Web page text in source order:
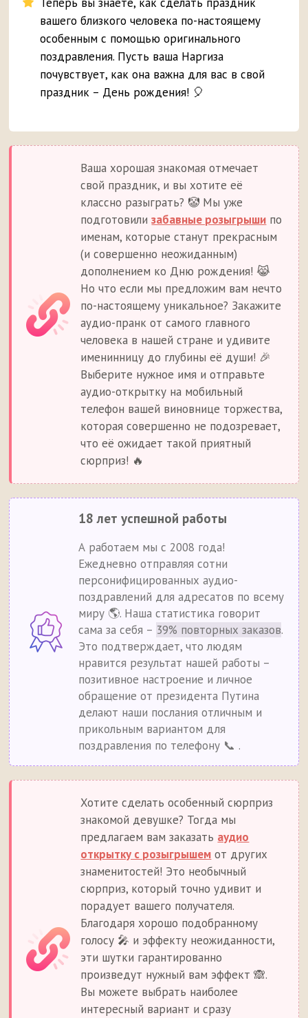
вашего близкого человека по-настоящему
особенным с помощью оригинального
поздравления. Пусть ваша Наргиза
почувствует, как она важна для вас в свой
праздник – День рождения! 🎈
Ваша хорошая знакомая отмечает
свой праздник, и вы хотите её
классно разыграть? 🤡 Мы уже
подготовилизабавные розыгрыши по
именам, которые станут прекрасным
(и совершенно неожиданным)
дополнением ко Дню рождения! 😹
Но что если мы предложим вам нечто
по-настоящему уникальное? Закажите
аудио-пранк от самого главного
человека в нашей стране и удивите
именинницу до глубины её души! 🎉
Выберите нужное имя и отправьте
аудио-открытку на мобильный
телефон вашей виновнице торжества,
которая совершенно не подозревает,
что её ожидает такой приятный
сюрприз! 🔥
18 лет успешной работы
А работаем мы с 2008 года!
Ежедневно отправляя сотни
персонифицированных аудио-
поздравлений для адресатов по всему
миру 🌎. Наша статистика говорит
сама за себя – 39% повторных заказов.
Это подтверждает, что людям
нравится результат нашей работы –
позитивное настроение и личное
обращение от президента Путина
делают наши послания отличным и
прикольным вариантом для
поздравления по телефону 📞 .
Хотите сделать особенный сюрприз
знакомой девушке? Тогда мы
предлагаем вам заказать аудио
открытку с розыгрышем от других
знаменитостей! Это необычный
сюрприз, который точно удивит и
порадует вашего получателя.
Благодаря хорошо подобранному
голосу 🎤 и эффекту неожиданности,
эти шутки гарантированно
произведут нужный вам эффект 🙈.
Вы можете выбрать наиболее
интересный вариант и сразу